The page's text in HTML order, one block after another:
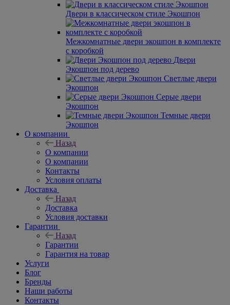
Двери в классическом стиле Экошпон
Межкомнатные двери экошпон в комплекте
с коробкой
Двери
Экошпон под дерево
Светлые двери
Экошпон
Серые двери
Экошпон
Темные двери
Экошпон
О компании
Назад
О компании
О компании
Контакты
Условия оплаты
Доставка
Назад
Доставка
Условия доставки
Гарантии
Назад
Гарантии
Гарантия на товар
Услуги
Блог
Бренды
Наши работы
Контакты